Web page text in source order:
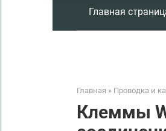
Главная
Главная » Проводка и
Клеммы